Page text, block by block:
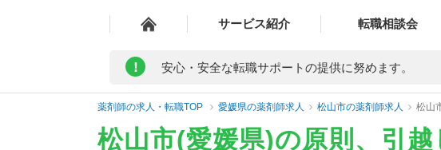
サービス紹介 転職相談会
! 安心・安全な転職サポートの提供に努めます。
薬剤師の求人・転職TOP 愛媛県の薬剤師求人 松山市の薬剤師求人 松山
松山市(愛媛県)の原則、引